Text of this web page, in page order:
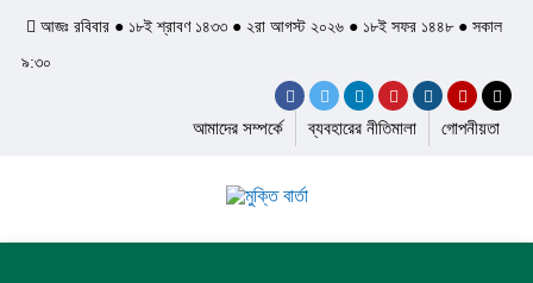
আজঃ রবিবার ● ১৮ই শ্রাবণ ১৪৩৩ ● ২রা আগস্ট ২০২৬ ● ১৮ই সফর ১৪৪৮ ● সকাল
৯:৩০
আমাদের সম্পর্কে ব্যবহারের নীতিমালা গোপনীয়তা